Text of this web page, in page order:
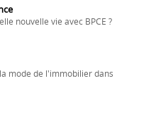
nouvelle vie avec BPCE ?
mode de l'immobilier dans